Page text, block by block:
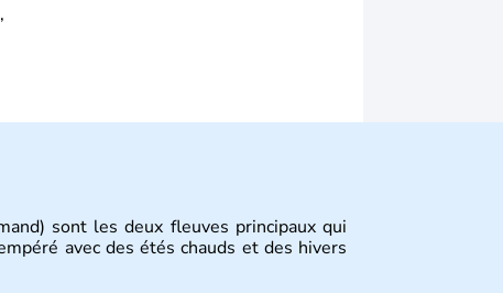
sont les deux fleuves principaux qui
avec des étés chauds et des hivers